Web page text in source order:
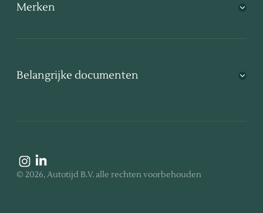
Merken
Belangrijke documenten
© 2026, Autotijd B.V.alle rechten voorbehouden